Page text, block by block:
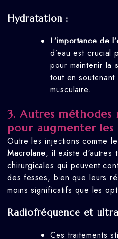
Hydratation :
L’importance de
d’eau est crucial
pour maintenir la
tout en
musculaire.
3. Autres méthodes
pour augmenter les
Outre les injections comme le
Macrolane, il existe d'autres
chirurgicales qui peuvent
des fesses, bien que leurs
moins significatifs que les
Radiofréquence et
Ces traitements